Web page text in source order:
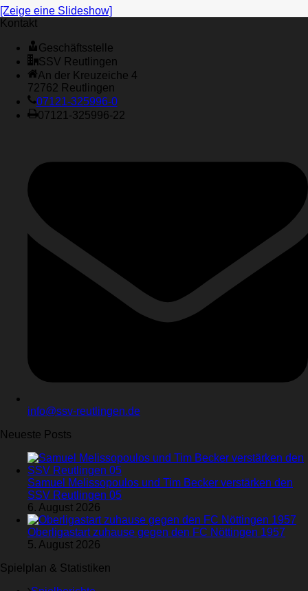
[Zeige eine Slideshow]
Kontakt
Geschäftsstelle
SSV Reutlingen
An der Kreuzeiche 4
72762 Reutlingen
07121-325996-0
07121-325996-22
info@ssv-reutlingen.de
Neueste Posts
Samuel Melissopoulos und Tim Becker verstärken den
SSV Reutlingen 05
6. August 2026
Oberligastart zuhause gegen den FC Nöttingen 1957
5. August 2026
Spielplan & Statistiken